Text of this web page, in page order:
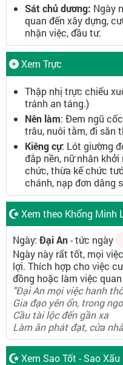
Sát chủ dương: Ngày
quan đến xây dựng,
nhận việc, đầu tư.
Xem Trực
Thập nhị trực chiếu
tránh an táng.)
Nên làm: Đem ngũ
trâu, nuôi tằm, đi săn
Kiêng cự: Lót giường
đắp nền, nữ nhân
chức, thừa kế chức
chánh, nạp đơn dâng
Xem theo Khổng Minh
Ngày: Đại An- tức ngày
Ngày này rất tốt, mọi
lợi. Thích hợp cho việc
đồng hoặc làm việc
"Đại An mọi việc hanh
Gia đạo yên ổn, trong
Cầu tài lộc đến gần xa
Làm ăn phát đạt, cửa
Xem Sao Tốt - Sao Xấu